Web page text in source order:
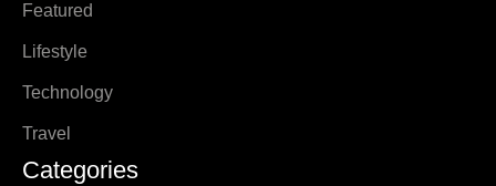
Featured
Lifestyle
Technology
Travel
Categories